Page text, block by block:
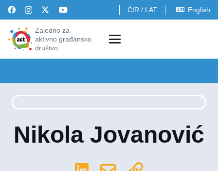
ĆIR / LAT English
Zajedno za
aktivno građansko
društvo
Nikola Jovanović